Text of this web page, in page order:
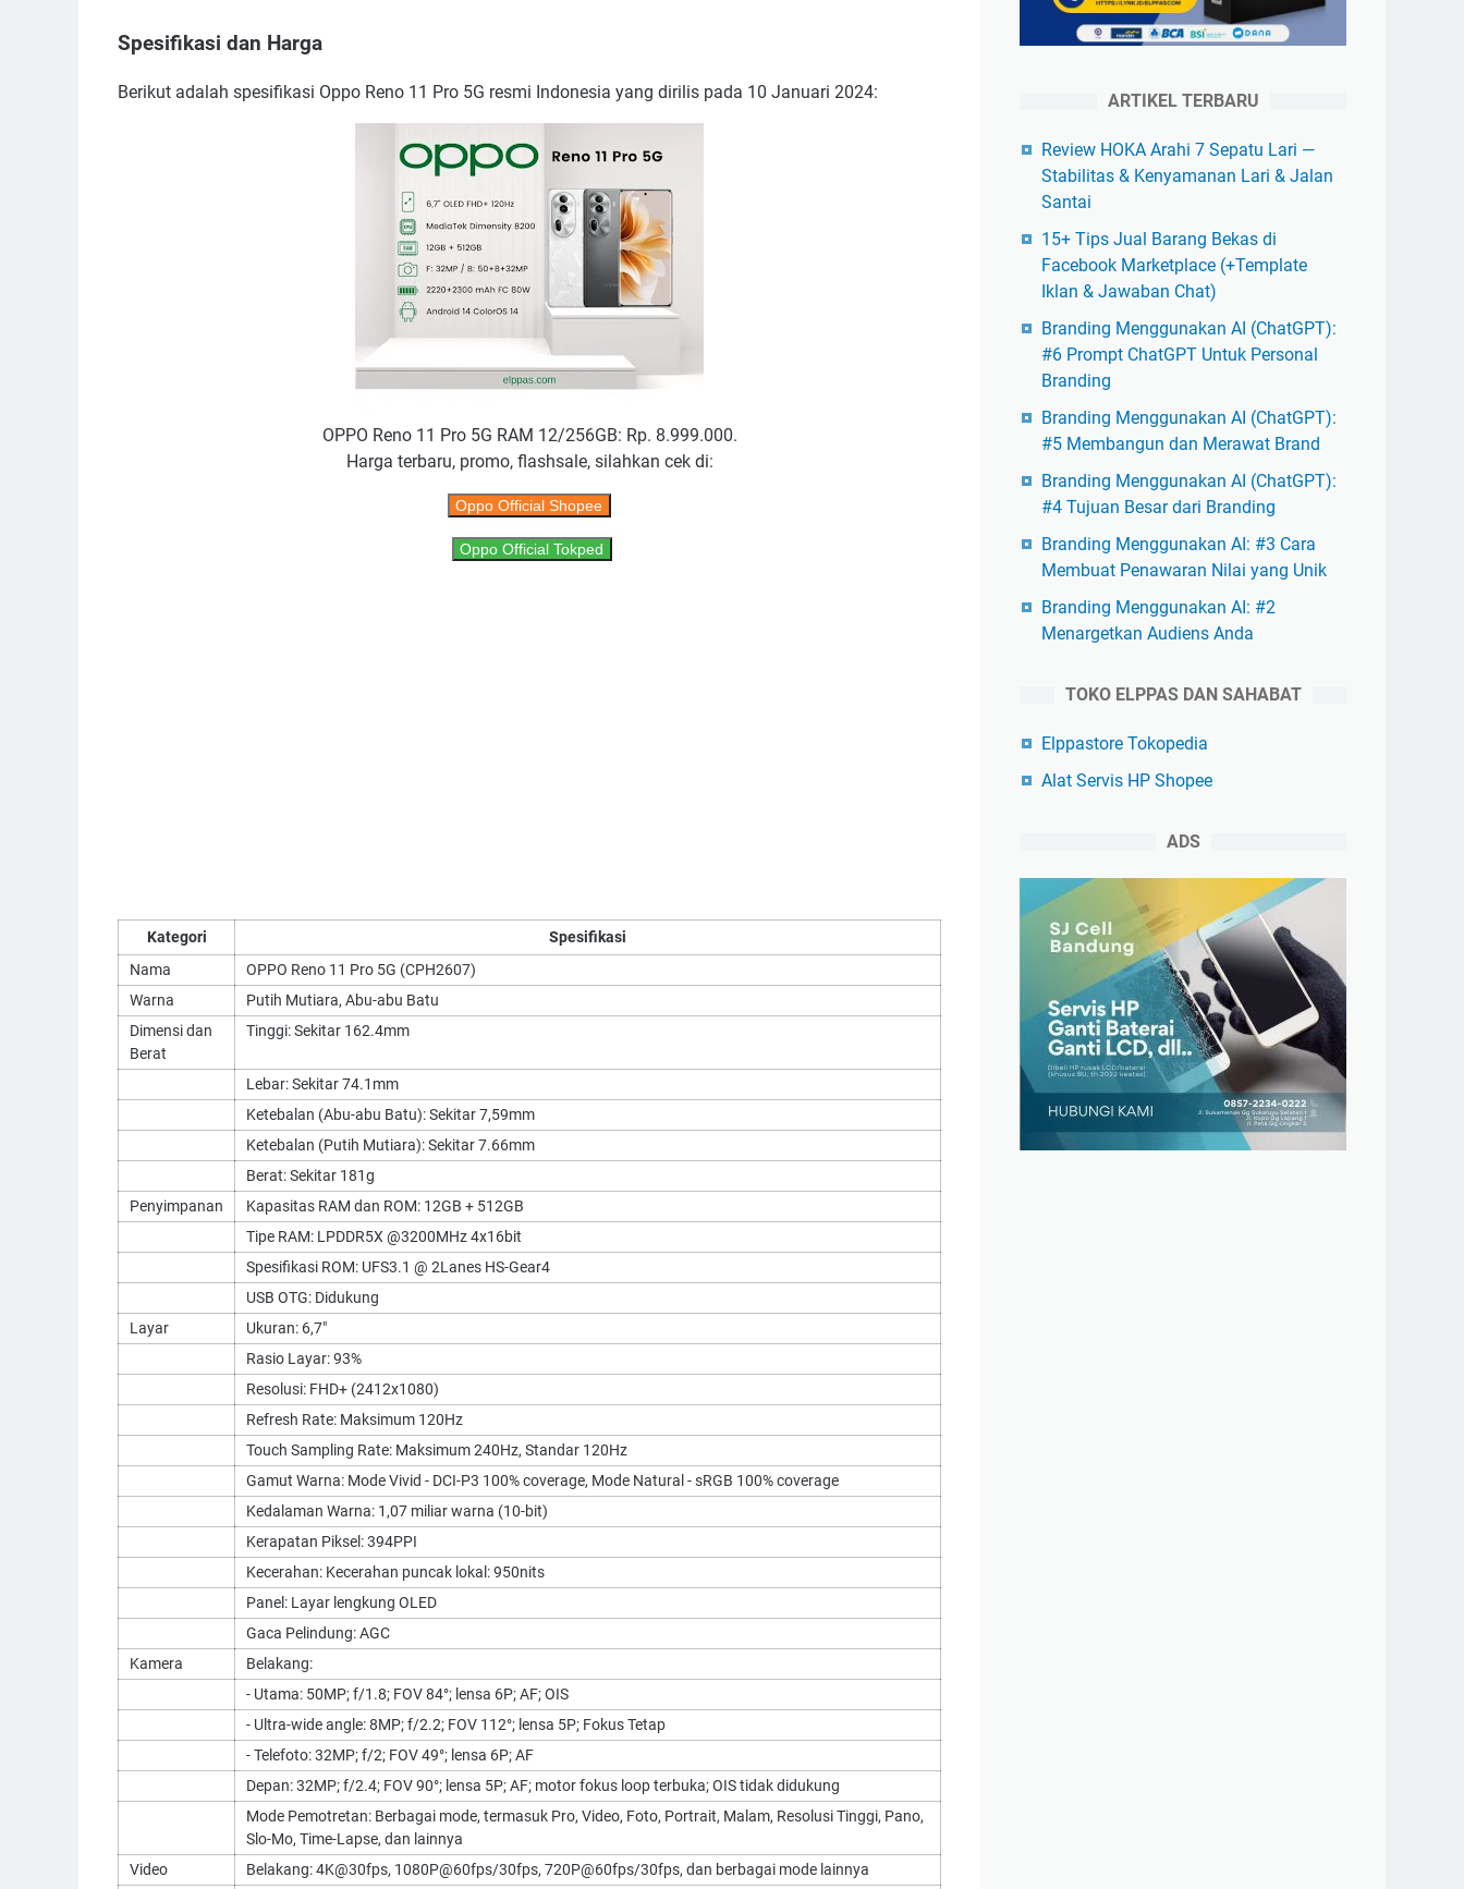
Spesifikasi dan Harga
Berikut adalah spesifikasi Oppo Reno 11 Pro 5G resmi Indonesia yang dirilis pada 10 Januari 2024:
OPPO Reno 11 Pro 5G RAM 12/256GB: Rp. 8.999.000.
Harga terbaru, promo, flashsale, silahkan cek di:
Oppo Official Shopee
Oppo Official Tokped
Kategori
Spesifikasi
Nama
OPPO Reno 11 Pro 5G (CPH2607)
Warna
Putih Mutiara, Abu-abu Batu
Dimensi dan
Berat
Tinggi: Sekitar 162.4mm
Lebar: Sekitar 74.1mm
Ketebalan (Abu-abu Batu): Sekitar 7,59mm
Ketebalan (Putih Mutiara): Sekitar 7.66mm
Berat: Sekitar 181g
Penyimpanan
Kapasitas RAM dan ROM: 12GB + 512GB
Tipe RAM: LPDDR5X @3200MHz 4x16bit
Spesifikasi ROM: UFS3.1 @ 2Lanes HS-Gear4
USB OTG: Didukung
Layar
Ukuran: 6,7"
Rasio Layar: 93%
Resolusi: FHD+ (2412x1080)
Refresh Rate: Maksimum 120Hz
Touch Sampling Rate: Maksimum 240Hz, Standar 120Hz
Gamut Warna: Mode Vivid - DCI-P3 100% coverage, Mode Natural - sRGB 100% coverage
Kedalaman Warna: 1,07 miliar warna (10-bit)
Kerapatan Piksel: 394PPI
Kecerahan: Kecerahan puncak lokal: 950nits
Panel: Layar lengkung OLED
Gaca Pelindung: AGC
Kamera
Belakang:
- Utama: 50MP; f/1.8; FOV 84°; lensa 6P; AF; OIS
- Ultra-wide angle: 8MP; f/2.2; FOV 112°; lensa 5P; Fokus Tetap
- Telefoto: 32MP; f/2; FOV 49°; lensa 6P; AF
Depan: 32MP; f/2.4; FOV 90°; lensa 5P; AF; motor fokus loop terbuka; OIS tidak didukung
Mode Pemotretan: Berbagai mode, termasuk Pro, Video, Foto, Portrait, Malam, Resolusi Tinggi, Pano,
Slo-Mo, Time-Lapse, dan lainnya
Video
Belakang: 4K@30fps, 1080P@60fps/30fps, 720P@60fps/30fps, dan berbagai mode lainnya
ARTIKEL TERBARU
Review HOKA Arahi 7 Sepatu Lari —
Stabilitas & Kenyamanan Lari & Jalan
Santai
15+ Tips Jual Barang Bekas di
Facebook Marketplace (+Template
Iklan & Jawaban Chat)
Branding Menggunakan AI (ChatGPT):
#6 Prompt ChatGPT Untuk Personal
Branding
Branding Menggunakan AI (ChatGPT):
#5 Membangun dan Merawat Brand
Branding Menggunakan AI (ChatGPT):
#4 Tujuan Besar dari Branding
Branding Menggunakan AI: #3 Cara
Membuat Penawaran Nilai yang Unik
Branding Menggunakan AI: #2
Menargetkan Audiens Anda
TOKO ELPPAS DAN SAHABAT
Elppastore Tokopedia
Alat Servis HP Shopee
ADS